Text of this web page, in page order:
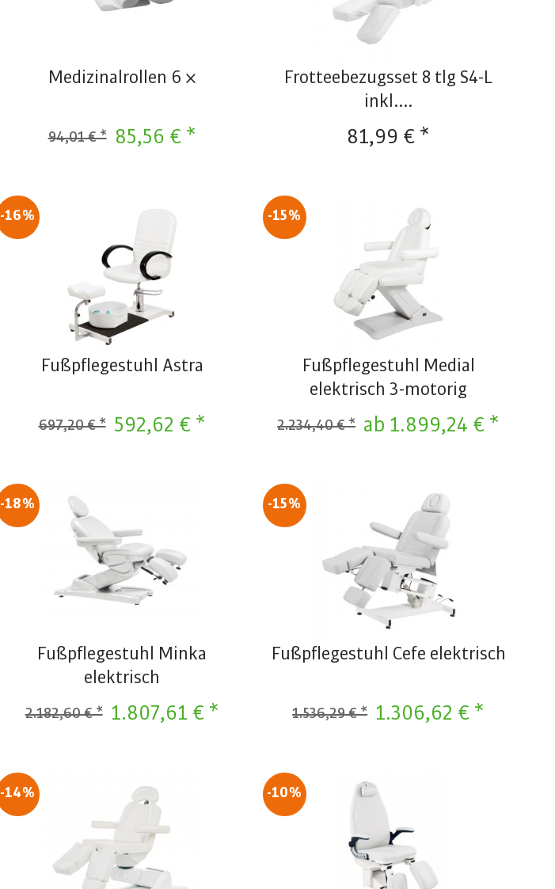
Medizinalrollen 6 ×
85,56 € *
94,01 € *
Frotteebezugsset 8 tlg S4-L
inkl....
81,99 € *
-16%
Fußpflegestuhl Astra
592,62 € *
697,20 € *
-15%
Fußpflegestuhl Medial
elektrisch 3-motorig
ab 1.899,24 € *
2.234,40 € *
-18%
Fußpflegestuhl Minka
elektrisch
1.807,61 € *
2.182,60 € *
-15%
Fußpflegestuhl Cefe elektrisch
1.306,62 € *
1.536,29 € *
-14% -10%